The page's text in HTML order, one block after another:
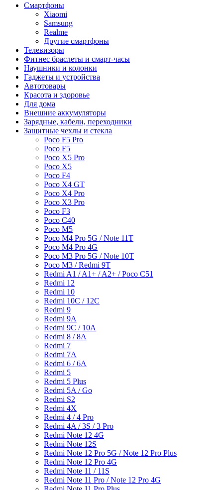
Смартфоны
Xiaomi
Samsung
Realme
Другие смартфоны
Телевизоры
Фитнес браслеты и смарт-часы
Наушники и колонки
Гаджеты и устройства
Автотовары
Красота и здоровье
Для дома
Внешние аккумуляторы
Зарядные, кабели, переходники
Защитные чехлы и стекла
Poco F5 Pro
Poco F5
Poco X5 Pro
Poco X5
Poco F4
Poco X4 GT
Poco X4 Pro
Poco X3 Pro
Poco F3
Poco C40
Poco M5
Poco M4 Pro 5G / Note 11T
Poco M4 Pro 4G
Poco M3 Pro 5G / Note 10T
Poco M3 / Redmi 9T
Redmi A1 / A1+ / A2+ / Poco C51
Redmi 12
Redmi 10
Redmi 10C / 12C
Redmi 9
Redmi 9A
Redmi 9C / 10A
Redmi 8 / 8A
Redmi 7
Redmi 7A
Redmi 6 / 6A
Redmi 5
Redmi 5 Plus
Redmi 5A / Go
Redmi S2
Redmi 4X
Redmi 4 / 4 Pro
Redmi 4A / 3S / 3 Pro
Redmi Note 12 4G
Redmi Note 12S
Redmi Note 12 Pro 5G / Note 12 Pro Plus
Redmi Note 12 Pro 4G
Redmi Note 11 / 11S
Redmi Note 11 Pro / Note 12 Pro 4G